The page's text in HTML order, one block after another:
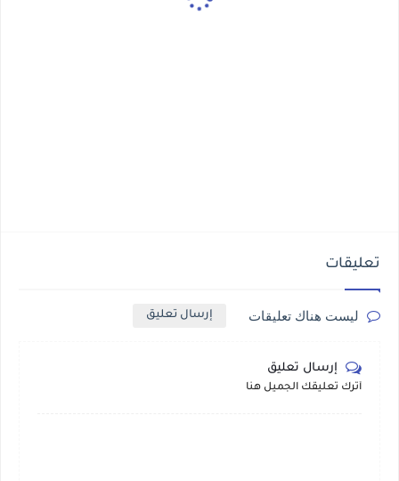
تعليقات
ليست هناك تعليقات إرسال تعليق
إرسال تعليق
أترك تعليقك الجميل هنا